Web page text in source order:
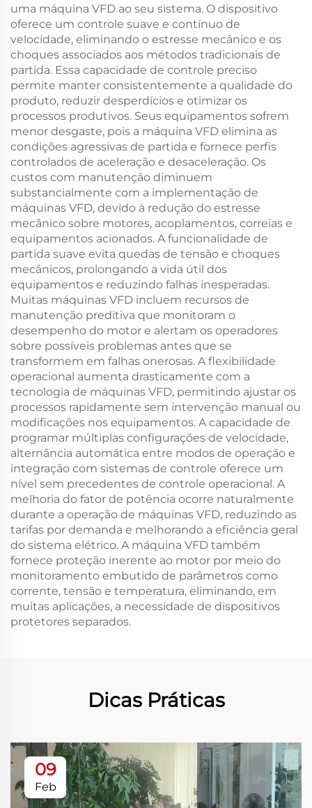
uma máquina VFD ao seu sistema. O dispositivo
oferece um controle suave e contínuo de
velocidade, eliminando o estresse mecânico e os
choques associados aos métodos tradicionais de
partida. Essa capacidade de controle preciso
permite manter consistentemente a qualidade do
produto, reduzir desperdícios e otimizar os
processos produtivos. Seus equipamentos sofrem
menor desgaste, pois a máquina VFD elimina as
condições agressivas de partida e fornece perfis
controlados de aceleração e desaceleração. Os
custos com manutenção diminuem
substancialmente com a implementação de
máquinas VFD, devido à redução do estresse
mecânico sobre motores, acoplamentos, correias e
equipamentos acionados. A funcionalidade de
partida suave evita quedas de tensão e choques
mecânicos, prolongando a vida útil dos
equipamentos e reduzindo falhas inesperadas.
Muitas máquinas VFD incluem recursos de
manutenção preditiva que monitoram o
desempenho do motor e alertam os operadores
sobre possíveis problemas antes que se
transformem em falhas onerosas. A flexibilidade
operacional aumenta drasticamente com a
tecnologia de máquinas VFD, permitindo ajustar os
processos rapidamente sem intervenção manual ou
modificações nos equipamentos. A capacidade de
programar múltiplas configurações de velocidade,
alternância automática entre modos de operação e
integração com sistemas de controle oferece um
nível sem precedentes de controle operacional. A
melhoria do fator de potência ocorre naturalmente
durante a operação de máquinas VFD, reduzindo as
tarifas por demanda e melhorando a eficiência geral
do sistema elétrico. A máquina VFD também
fornece proteção inerente ao motor por meio do
monitoramento embutido de parâmetros como
corrente, tensão e temperatura, eliminando, em
muitas aplicações, a necessidade de dispositivos
protetores separados.
Dicas Práticas
09
Feb